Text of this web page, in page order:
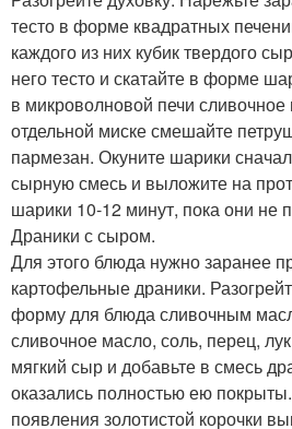
тесто в форме квадратных
каждого из них кубик твердого
него тесто и скатайте в форме
в микроволновой печи
отдельной миске смешайте
пармезан. Окуните шарики
сырную смесь и выложите на
шарики 10-12 минут, пока они не
Драники с сыром.
Для этого блюда нужно заранее
картофельные драники.
форму для блюда сливочным
сливочное масло, соль, перец,
мягкий сыр и добавьте в смесь
оказались полностью ею
появления золотистой корочки